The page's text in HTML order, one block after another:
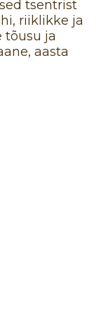
tsentrist
riiklikke ja
tõusu ja
aasta